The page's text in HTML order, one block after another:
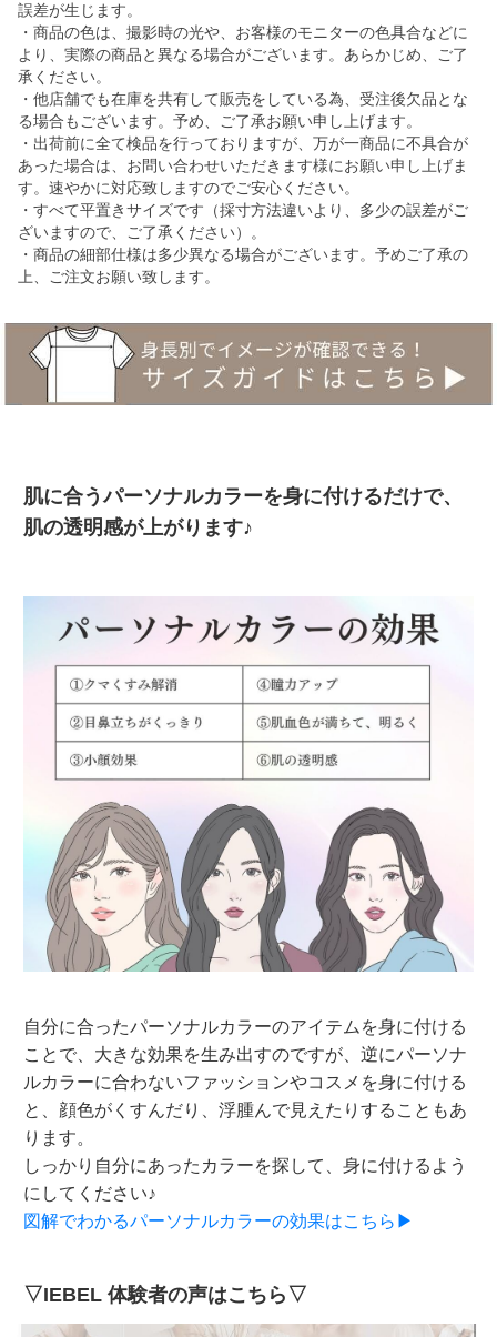
誤差が生じます。
・商品の色は、撮影時の光や、お客様のモニターの色具合などに
より、実際の商品と異なる場合がございます。あらかじめ、ご了
承ください。
・他店舗でも在庫を共有して販売をしている為、受注後欠品とな
る場合もございます。予め、ご了承お願い申し上げます。
・出荷前に全て検品を行っておりますが、万が一商品に不具合が
あった場合は、お問い合わせいただきます様にお願い申し上げま
す。速やかに対応致しますのでご安心ください。
・すべて平置きサイズです（採寸方法違いより、多少の誤差がご
ざいますので、ご了承ください）。
・商品の細部仕様は多少異なる場合がございます。予めご了承の
上、ご注文お願い致します。
肌に合うパーソナルカラーを身に付けるだけで、
肌の透明感が上がります♪
自分に合ったパーソナルカラーのアイテムを身に付ける
ことで、大きな効果を生み出すのですが、逆にパーソナ
ルカラーに合わないファッションやコスメを身に付ける
と、顔色がくすんだり、浮腫んで見えたりすることもあ
ります。
しっかり自分にあったカラーを探して、身に付けるよう
にしてください♪
図解でわかるパーソナルカラーの効果はこちら▶
▽IEBEL 体験者の声はこちら▽